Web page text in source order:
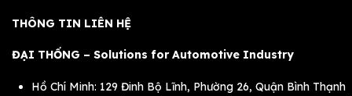
THÔNG TIN LIÊN HỆ
ĐẠI THỐNG – Solutions for Automotive Industry
Hồ Chí Minh: 129 Đinh Bộ Lĩnh, Phường 26, Quận Bình Thạnh